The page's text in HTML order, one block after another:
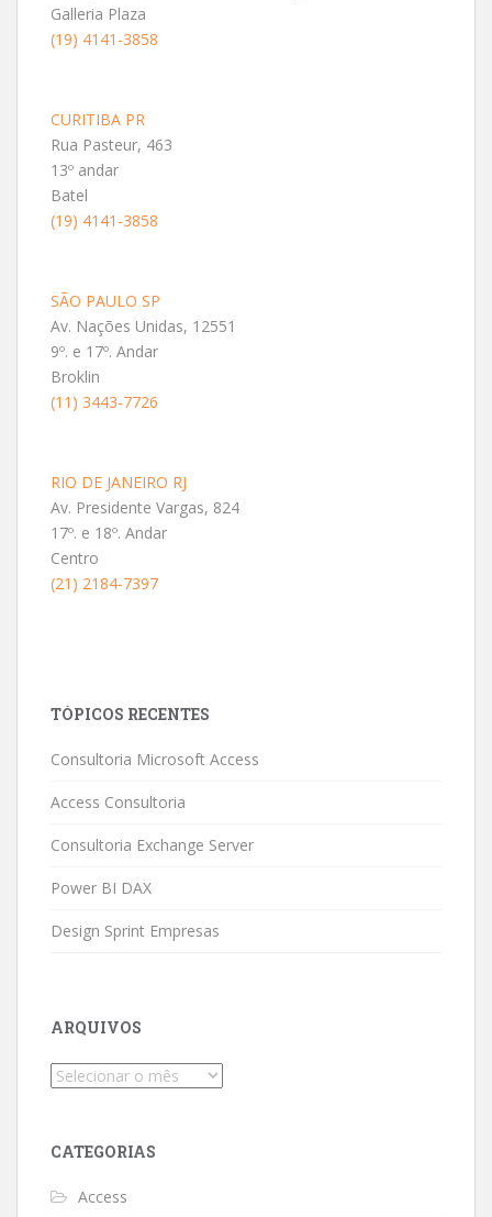
Galleria Plaza
(19) 4141-3858
CURITIBA PR
Rua Pasteur, 463
13º andar
Batel
(19) 4141-3858
SÃO PAULO SP
Av. Nações Unidas, 12551
9º. e 17º. Andar
Broklin
(11) 3443-7726
RIO DE JANEIRO RJ
Av. Presidente Vargas, 824
17º. e 18º. Andar
Centro
(21) 2184-7397
TÓPICOS RECENTES
Consultoria Microsoft Access
Access Consultoria
Consultoria Exchange Server
Power BI DAX
Design Sprint Empresas
ARQUIVOS
Arquivos
CATEGORIAS
Access